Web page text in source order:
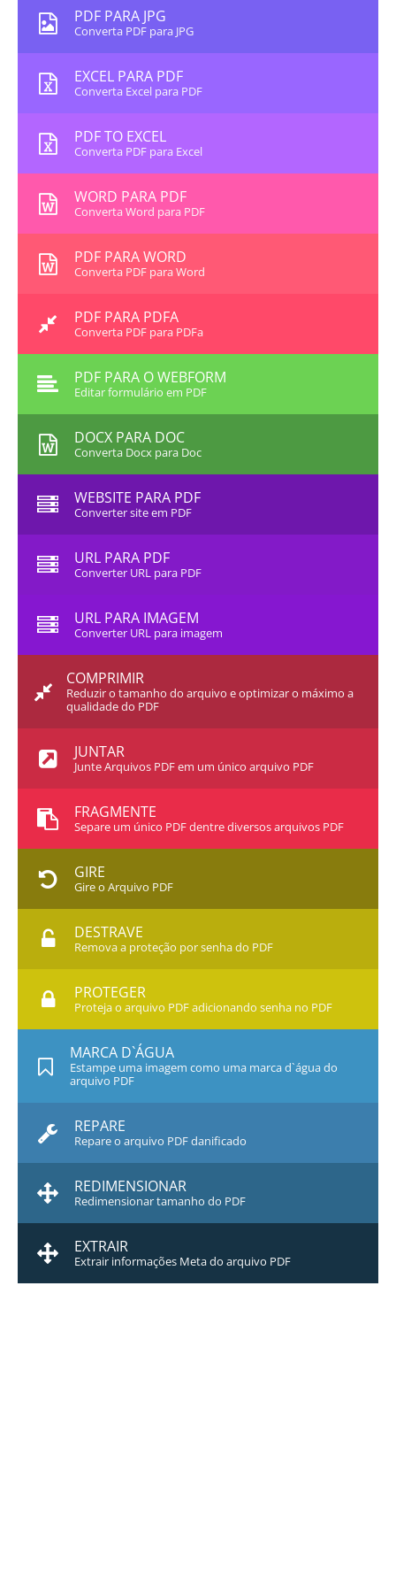
PDF PARA JPG
Converta PDF para JPG
EXCEL PARA PDF
Converta Excel para PDF
PDF TO EXCEL
Converta PDF para Excel
WORD PARA PDF
Converta Word para PDF
PDF PARA WORD
Converta PDF para Word
PDF PARA PDFA
Converta PDF para PDFa
PDF PARA O WEBFORM
Editar formulário em PDF
DOCX PARA DOC
Converta Docx para Doc
WEBSITE PARA PDF
Converter site em PDF
URL PARA PDF
Converter URL para PDF
URL PARA IMAGEM
Converter URL para imagem
COMPRIMIR
Reduzir o tamanho do arquivo e optimizar o máximo a
qualidade do PDF
JUNTAR
Junte Arquivos PDF em um único arquivo PDF
FRAGMENTE
Separe um único PDF dentre diversos arquivos PDF
GIRE
Gire o Arquivo PDF
DESTRAVE
Remova a proteção por senha do PDF
PROTEGER
Proteja o arquivo PDF adicionando senha no PDF
MARCA D`ÁGUA
Estampe uma imagem como uma marca d`água do
arquivo PDF
REPARE
Repare o arquivo PDF danificado
REDIMENSIONAR
Redimensionar tamanho do PDF
EXTRAIR
Extrair informações Meta do arquivo PDF